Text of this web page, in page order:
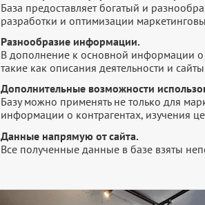
База предоставляет богатый и
разработки и оптимизации
Разнообразие информации.
В дополнение к основной информации о
такие как описания деятельности и
Дополнительные возможности
Базу можно применять не только для
информации о контрагентах, изучения
Данные напрямую от сайта.
Все полученные данные в базе взяты